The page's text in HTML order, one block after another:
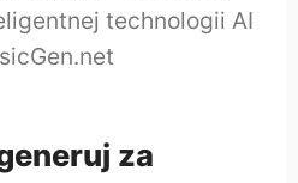
technologii AI
za